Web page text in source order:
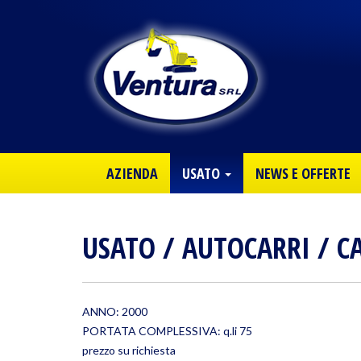
AZIENDA USATO NEWS E OFFERTE
USATO /AUTOCARRI /
ANNO: 2000
PORTATA COMPLESSIVA: q.li 75
prezzo su richiesta